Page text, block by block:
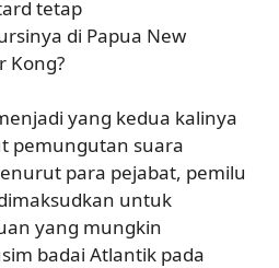
tetap
di Papua New
Kong?
yang kedua kalinya
pemungutan suara
para pejabat, pemilu
untuk
yang mungkin
badai Atlantik pada